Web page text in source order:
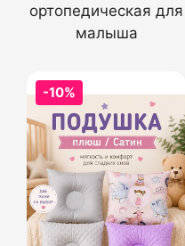
ортопедическая для
малыша
-10%